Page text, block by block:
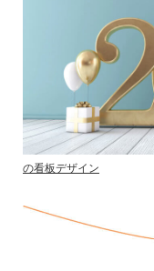
の看板デザイン